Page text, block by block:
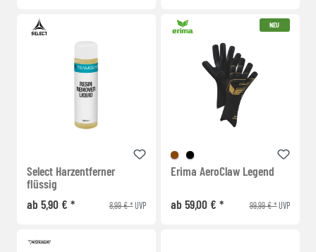
Select Harzentferner
flüssig
ab 5,90 € *
8,99 € *UVP
NEU
Erima AeroClaw Legend
ab 59,00 € * 99,99 € *UVP